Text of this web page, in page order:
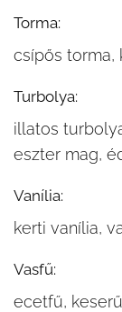
Torma:
csípős torma,
Turbolya:
illatos
eszter mag,
Vanília:
kerti vanília,
Vasfű:
ecetfű,